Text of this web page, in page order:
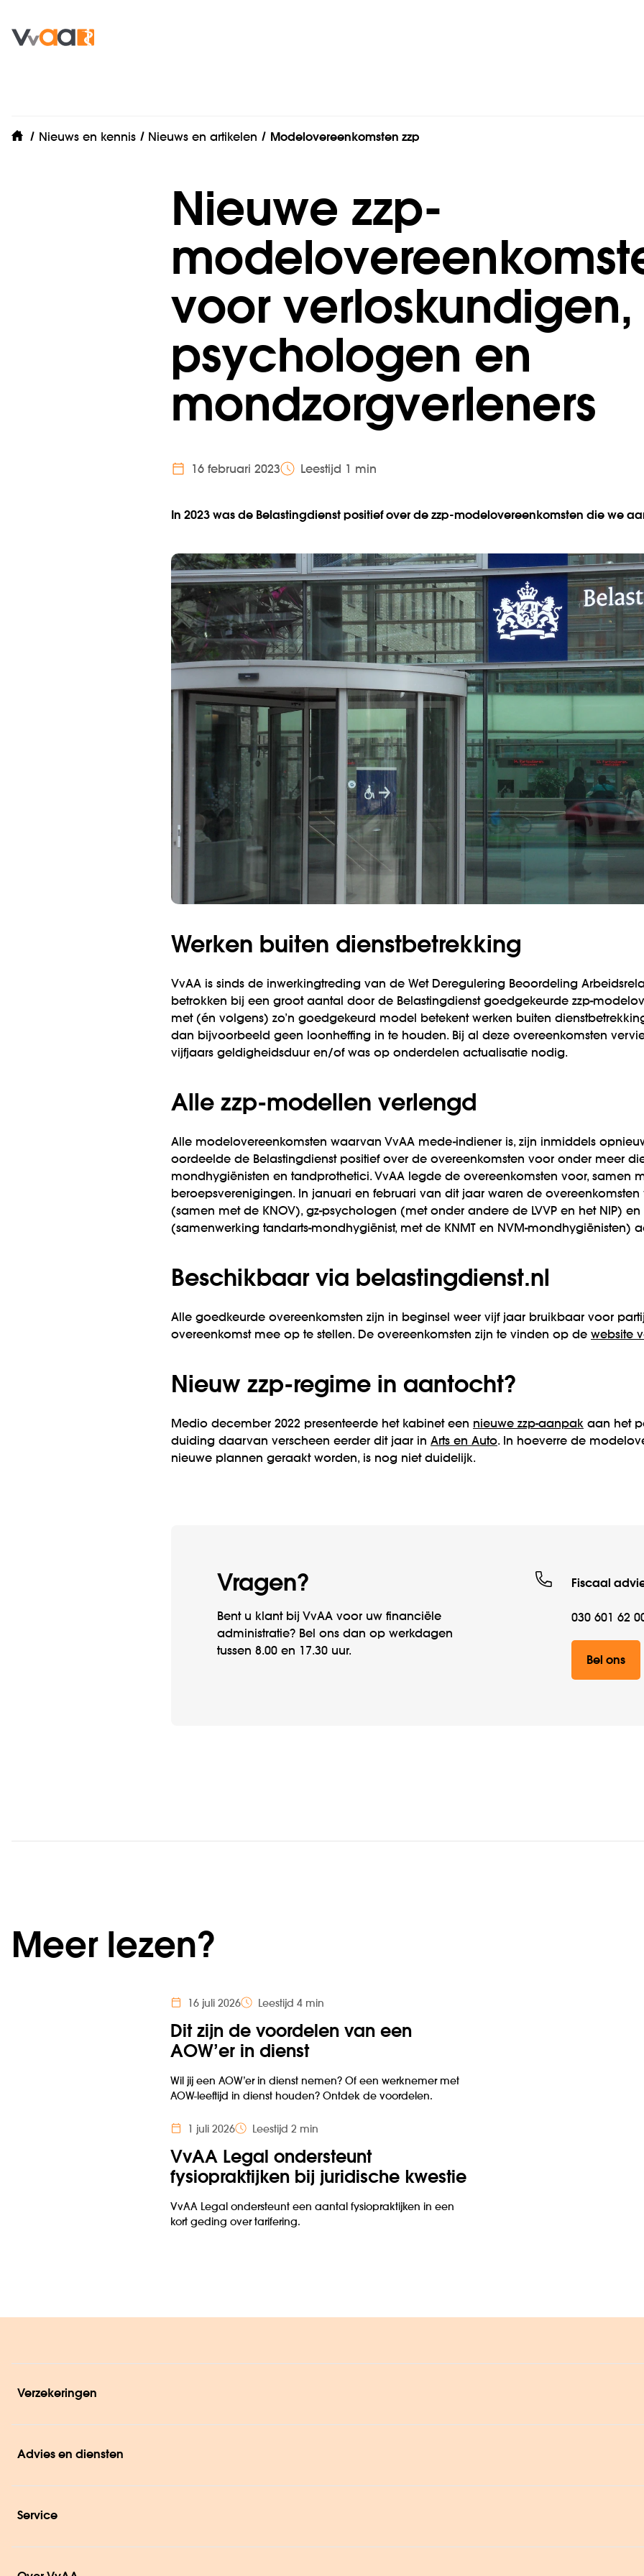
home
Nieuws en kennis Nieuws en artikelen Modelovereenkomsten zzp
Nieuwe zzp-
voor verloskundigen,
psychologen en
mondzorgverleners
16 februari 2023 Leestijd 1 min
In 2023 was de Belastingdienst positief over de zzp-modelovereenkomsten die we
Werken buiten dienstbetrekking
VvAA is sinds de inwerkingtreding van de Wet Deregulering Beoordeling
betrokken bij een groot aantal door de Belastingdienst goedgekeurde zzp-
met (én volgens) zo’n goedgekeurd model betekent werken buiten
dan bijvoorbeeld geen loonheffing in te houden. Bij al deze overeenkomsten
vijfjaars geldigheidsduur en/of was op onderdelen actualisatie nodig.
Alle zzp-modellen verlengd
Alle modelovereenkomsten waarvan VvAA mede-indiener is, zijn inmiddels
oordeelde de Belastingdienst positief over de overeenkomsten voor onder meer
mondhygiënisten en tandprothetici. VvAA legde de overeenkomsten voor, samen
beroepsverenigingen. In januari en februari van dit jaar waren de
(samen met de KNOV), gz-psychologen (met onder andere de LVVP en het NIP)
(samenwerking tandarts-mondhygiënist, met de KNMT en NVM-mondhygiënisten)
Beschikbaar via belastingdienst.nl
Alle goedkeurde overeenkomsten zijn in beginsel weer vijf jaar bruikbaar voor
overeenkomst mee op te stellen. De overeenkomsten zijn te vinden op de website
Nieuw zzp-regime in aantocht?
Medio december 2022 presenteerde het kabinet een nieuwe zzp-aanpak aan het
duiding daarvan verscheen eerder dit jaar in Arts en Auto. In hoeverre de
nieuwe plannen geraakt worden, is nog niet duidelijk.
Vragen?
Bent u klant bij VvAA voor uw financiële
administratie? Bel ons dan op werkdagen
tussen 8.00 en 17.30 uur.
Fiscaal
030 601 62
Bel ons
Meer lezen?
16 juli 2026 Leestijd 4 min
Dit zijn de voordelen van een
AOW’er in dienst
Wil jij een AOW’er in dienst nemen? Of een werknemer met
AOW-leeftijd in dienst houden? Ontdek de voordelen.
1 juli 2026 Leestijd 2 min
VvAA Legal ondersteunt
fysiopraktijken bij juridische kwestie
VvAA Legal ondersteunt een aantal fysiopraktijken in een
kort geding over tarifering.
Verzekeringen
Advies en diensten
Service